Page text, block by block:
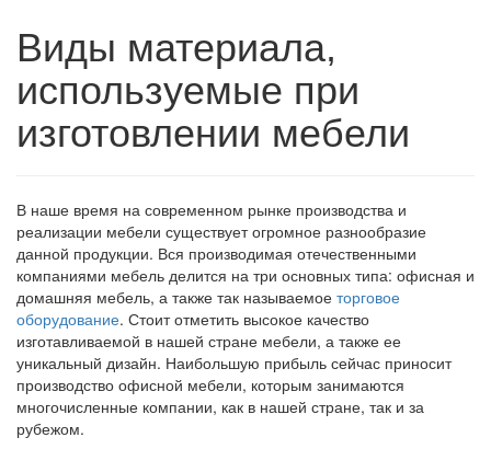
Виды материала,
используемые при
изготовлении мебели
В наше время на современном рынке производства и
реализации мебели существует огромное разнообразие
данной продукции. Вся производимая отечественными
компаниями мебель делится на три основных типа: офисная и
домашняя мебель, а также так называемое торговое
оборудование. Стоит отметить высокое качество
изготавливаемой в нашей стране мебели, а также ее
уникальный дизайн. Наибольшую прибыль сейчас приносит
производство офисной мебели, которым занимаются
многочисленные компании, как в нашей стране, так и за
рубежом.